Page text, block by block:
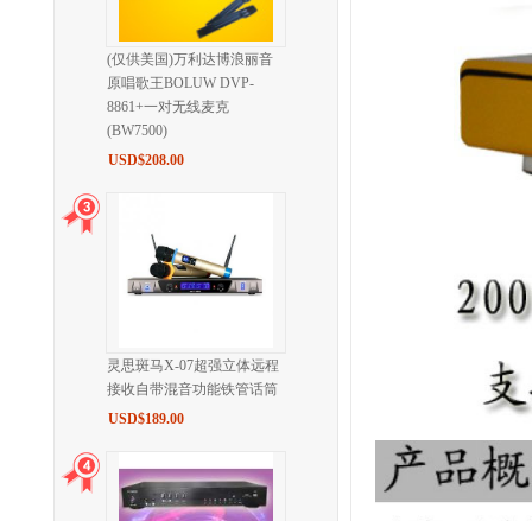
(仅供美国)万利达博浪丽音
原唱歌王BOLUW DVP-
8861+一对无线麦克
(BW7500)
USD$208.00
灵思斑马X-07超强立体远程
接收自带混音功能铁管话筒
USD$189.00